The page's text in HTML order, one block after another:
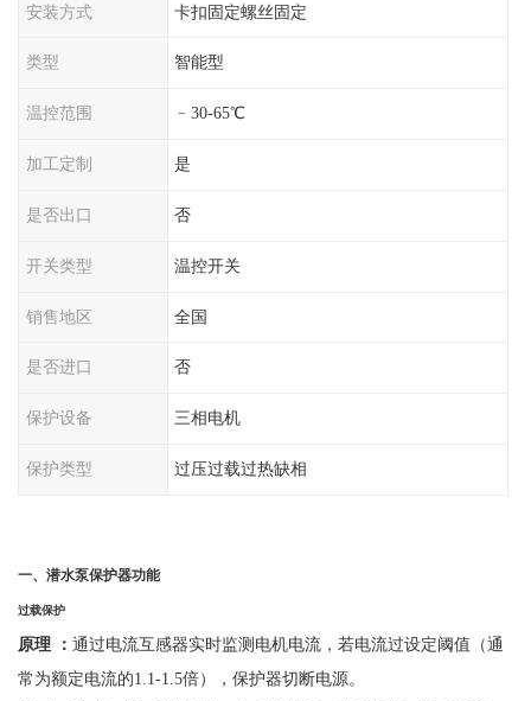
安装方式 卡扣固定螺丝固定
类型 智能型
温控范围 ﹣30-65℃
加工定制 是
是否出口 否
开关类型 温控开关
销售地区 全国
是否进口 否
保护设备 三相电机
保护类型 过压过载过热缺相
一、 潜水泵保护器功能
过载保护
原理 ： 通过电流互感器实时监测电机电流，若电流过设定阈值（通
常为额定电流的1.1-1.5倍），保护器切断电源。